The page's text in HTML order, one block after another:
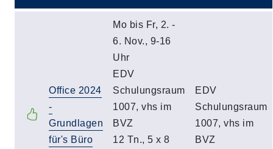
Office 2024
-
Grundlagen
für's Büro
Mo bis Fr, 2. -
6. Nov., 9-16
Uhr
EDV
Schulungsraum
1007, vhs im
BVZ
12 Tn., 5 x 8
EDV
Schulungsraum
1007, vhs im
BVZ